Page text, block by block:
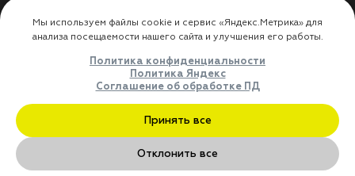
Использование
использования личных
Оферта
Доставка
Где купить
ДЛЯ ПАРТНЁРОВ
Преимущества